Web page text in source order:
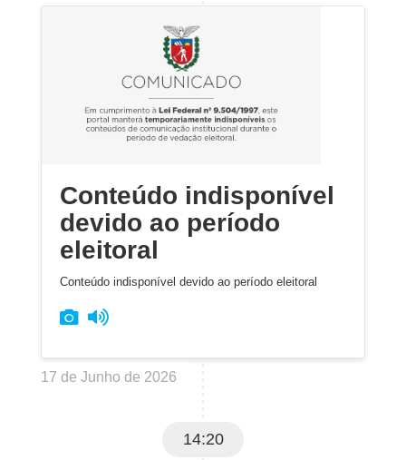
Conteúdo indisponível
devido ao período
eleitoral
Conteúdo indisponível devido ao período eleitoral
17 de Junho de 2026
14:20